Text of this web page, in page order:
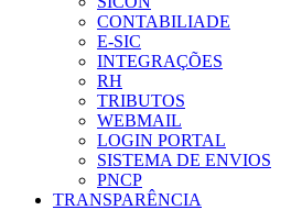
CONTABILIADE
E-SIC
INTEGRAÇÕES
RH
TRIBUTOS
WEBMAIL
LOGIN PORTAL
SISTEMA DE ENVIOS
PNCP
TRANSPARÊNCIA